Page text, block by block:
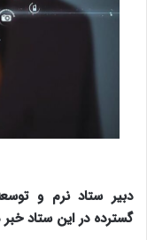
دبیر ستاد نرم و
گسترده در این ستاد خبر